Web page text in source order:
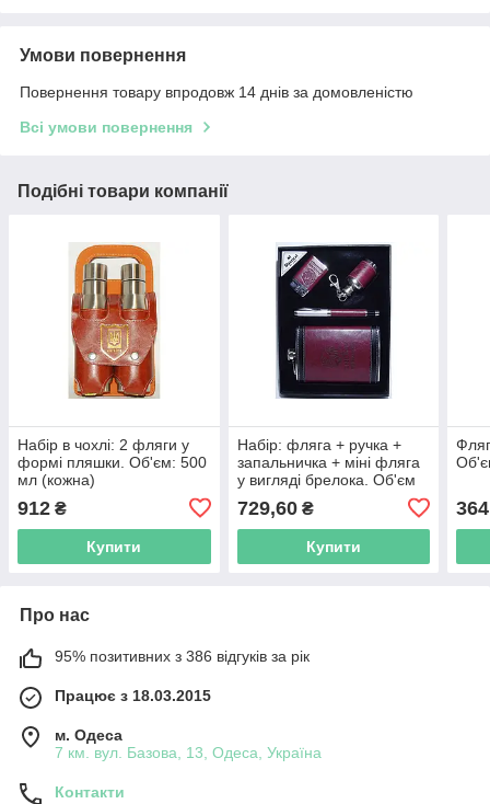
Умови повернення
Повернення товару впродовж 14 днів за домовленістю
Всі умови повернення
Подібні товари компанії
Набір в чохлі: 2 фляги у
формі пляшки. Об'єм: 500
мл (кожна)
912 ₴
Купити
Набір: фляга + ручка +
запальничка + міні фляга
у вигляді брелока. Об'єм
729,60₴
Купити
Про нас
95% позитивних з 386 відгуків за рік
Працює з 18.03.2015
м. Одеса
7 км. вул. Базова, 13, Одеса, Україна
Контакти